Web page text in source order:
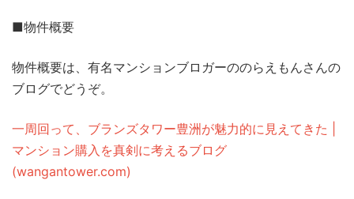
■物件概要
物件概要は、有名マンションブロガーののらえもんさんの
ブログでどうぞ。
一周回って、ブランズタワー豊洲が魅力的に見えてきた |
マンション購入を真剣に考えるブログ
(wangantower.com)